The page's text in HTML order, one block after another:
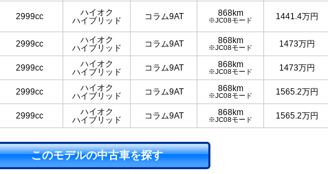
2999cc
ハイオク
ハイブリッド
コラム9AT 868km
※JC08モード 1441.4万円
2999cc
ハイオク
ハイブリッド
コラム9AT 868km
※JC08モード 1473万円
2999cc
ハイオク
ハイブリッド
コラム9AT 868km
※JC08モード 1473万円
2999cc
ハイオク
ハイブリッド
コラム9AT 868km
※JC08モード 1565.2万円
2999cc
ハイオク
ハイブリッド
コラム9AT 868km
※JC08モード 1565.2万円
このモデルの中古車を探す